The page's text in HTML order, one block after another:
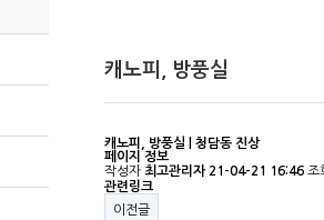
캐노피, 방풍실
캐노피, 방풍실 | 청담동 진상
페이지 정보
작성자 최고관리자 21-04-21 16:46 조
관련링크
이전글